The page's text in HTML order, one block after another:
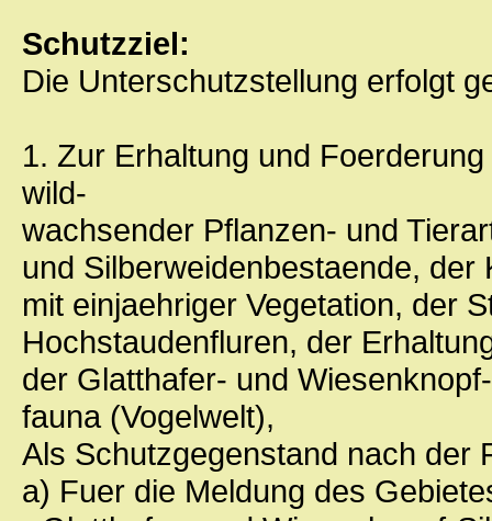
Schutzziel:
Die Unterschutzstellung erfolgt
1. Zur Erhaltung und
wild-
wachsender Pflanzen- und
und Silberweidenbestaende,
mit einjaehriger Vegetation, der
Hochstaudenfluren, der
der Glatthafer- und
fauna (Vogelwelt),
Als Schutzgegenstand nach der
a) Fuer die Meldung des